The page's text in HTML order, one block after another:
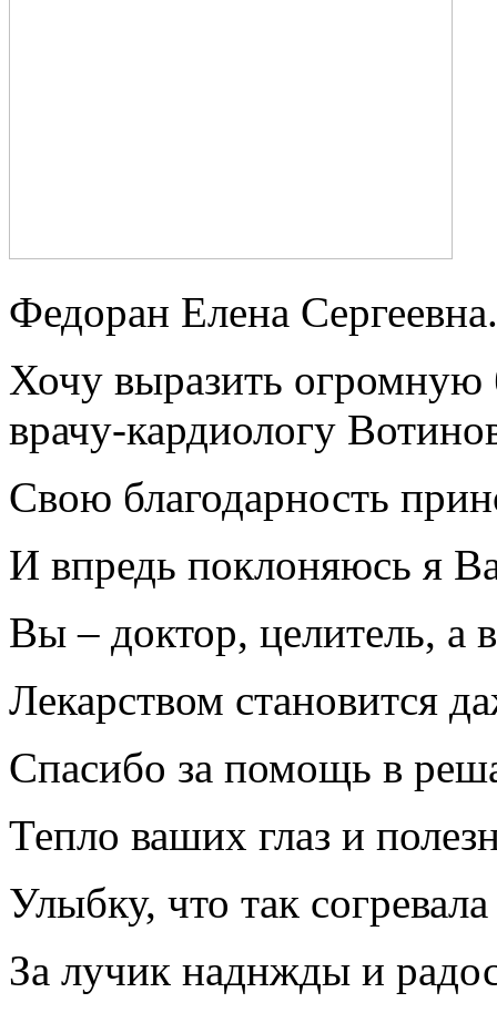
Федоран Елена Сергеевна.
Хочу выразить огромную
врачу-кардиологу
Свою благодарность
И впредь поклоняюсь я
Вы – доктор, целитель, а
Лекарством становится
Спасибо за помощь в
Тепло ваших глаз и
Улыбку, что так
За лучик наднжды и